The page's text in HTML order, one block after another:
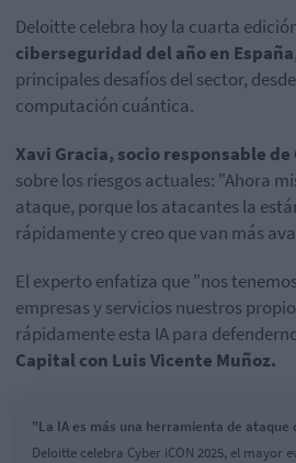
Deloitte celebra hoy la cuarta
ciberseguridad del año en España
principales desafíos del sector,
computación cuántica.
Xavi Gracia, socio responsable
sobre los riesgos actuales: "Ahora
ataque, porque los atacantes la
rápidamente y creo que van más
El experto enfatiza que "nos
empresas y servicios nuestros
rápidamente esta IA para
Capital con Luis Vicente Muñoz.
"La IA es más una herramienta de
Deloitte celebra Cyber iCON 2025, el mayor